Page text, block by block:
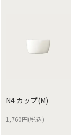
N4 カップ(M)
1,760円(税込)